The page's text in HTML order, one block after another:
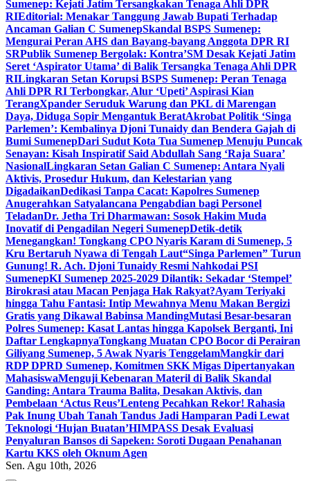
Sumenep: Kejati Jatim Tersangkakan Tenaga Ahli DPR
RIEditorial: Menakar Tanggung Jawab Bupati Terhadap
Ancaman Galian C SumenepSkandal BSPS Sumenep:
Mengurai Peran AHS dan Bayang-bayang Anggota DPR RI
SRPublik Sumenep Bergolak: Kontra’SM Desak Kejati Jatim
Seret ‘Aspirator Utama’ di Balik Tersangka Tenaga Ahli DPR
RILingkaran Setan Korupsi BSPS Sumenep: Peran Tenaga
Ahli DPR RI Terbongkar, Alur ‘Upeti’ Aspirasi Kian
TerangXpander Seruduk Warung dan PKL di Marengan
Daya, Diduga Sopir Mengantuk BeratAkrobat Politik ‘Singa
Parlemen’: Kembalinya Djoni Tunaidy dan Bendera Gajah di
Bumi SumenepDari Sudut Kota Tua Sumenep Menuju Puncak
Senayan: Kisah Inspiratif Said Abdullah Sang ‘Raja Suara’
NasionalLingkaran Setan Galian C Sumenep: Antara Nyali
Aktivis, Prosedur Hukum, dan Kelestarian yang
DigadaikanDedikasi Tanpa Cacat: Kapolres Sumenep
Anugerahkan Satyalancana Pengabdian bagi Personel
TeladanDr. Jetha Tri Dharmawan: Sosok Hakim Muda
Inovatif di Pengadilan Negeri SumenepDetik-detik
Menegangkan! Tongkang CPO Nyaris Karam di Sumenep, 5
Kru Bertaruh Nyawa di Tengah Laut“Singa Parlemen” Turun
Gunung! R. Ach. Djoni Tunaidy Resmi Nahkodai PSI
SumenepKI Sumenep 2025-2029 Dilantik: Sekadar ‘Stempel’
Birokrasi atau Macan Penjaga Hak Rakyat?Ayam Teriyaki
hingga Tahu Fantasi: Intip Mewahnya Menu Makan Bergizi
Gratis yang Dikawal Babinsa MandingMutasi Besar-besaran
Polres Sumenep: Kasat Lantas hingga Kapolsek Berganti, Ini
Daftar LengkapnyaTongkang Muatan CPO Bocor di Perairan
Giliyang Sumenep, 5 Awak Nyaris TenggelamMangkir dari
RDP DPRD Sumenep, Komitmen SKK Migas Dipertanyakan
MahasiswaMenguji Kebenaran Materil di Balik Skandal
Ganding: Antara Trauma Balita, Desakan Aktivis, dan
Pembelaan ‘Actus Reus’Lenteng Pecahkan Rekor! Rahasia
Pak Inung Ubah Tanah Tandus Jadi Hamparan Padi Lewat
Teknologi ‘Hujan Buatan’HIMPASS Desak Evaluasi
Penyaluran Bansos di Sapeken: Soroti Dugaan Penahanan
Kartu KKS oleh Oknum Agen
Sen. Agu 10th, 2026